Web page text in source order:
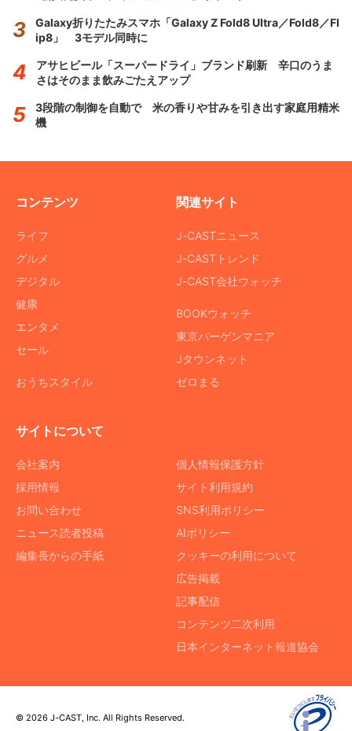
Galaxy折りたたみスマホ「Galaxy Z Fold8 Ultra／Fold8／Fl
ip8」 3モデル同時に
アサヒビール「スーパードライ」ブランド刷新 辛口のうま
さはそのまま飲みごたえアップ
3段階の制御を自動で 米の香りや甘みを引き出す家庭用精米
機
コンテンツ
ライフ
グルメ
デジタル
健康
エンタメ
セール
おうちスタイル
関連サイト
J-CASTニュース
J-CASTトレンド
J-CAST会社ウォッチ
BOOKウォッチ
東京バーゲンマニア
Jタウンネット
ゼロまる
サイトについて
会社案内
採用情報
お問い合わせ
ニュース読者投稿
編集長からの手紙
個人情報保護方針
サイト利用規約
SNS利用ポリシー
AIポリシー
クッキーの利用について
広告掲載
記事配信
コンテンツ二次利用
日本インターネット報道協会
© 2026 J-CAST, Inc. All Rights Reserved.